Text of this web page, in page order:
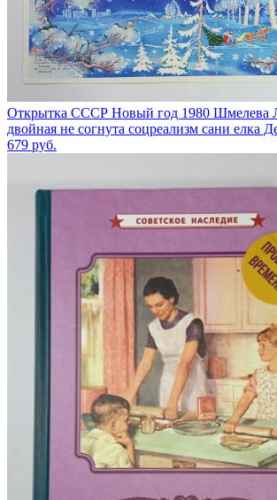
Открытка СССР Новый год 1980 Шмелева
двойная не согнута соцреализм сани елка
679 руб.